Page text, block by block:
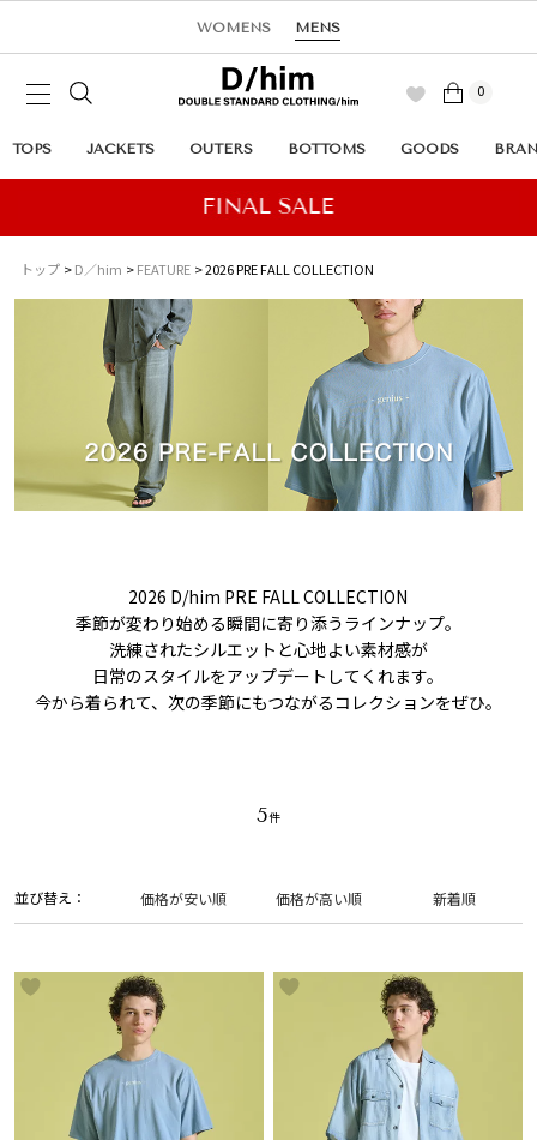
WOMENS MENS
0
TOPS JACKETS OUTERS BOTTOMS GOODS
トップ D／him FEATURE 2026 PRE FALL COLLECTION
2026 D/him PRE FALL COLLECTION
季節が変わり始める瞬間に寄り添うラインナップ。
洗練されたシルエットと心地よい素材感が
日常のスタイルをアップデートしてくれます。
今から着られて、次の季節にもつながるコレクションをぜひ。
並び替え 価格が安い順 価格が高い順 新着順
5